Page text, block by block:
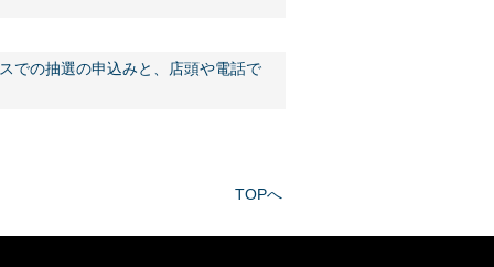
での抽選の申込みと、店頭や電話で
TOPへ